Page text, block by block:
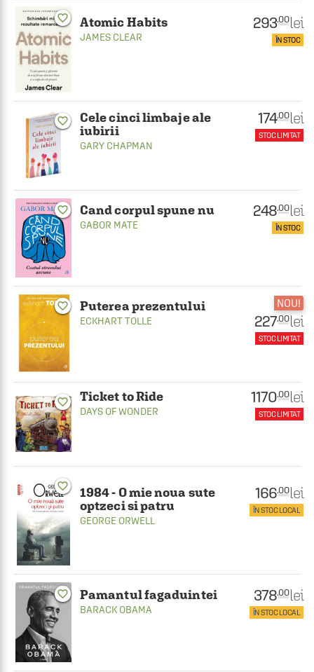
favorite_border Atomic Habits
JAMES CLEAR
293.00 lei
ÎN STOC
favorite_border
Cele cinci limbaje ale
iubirii
GARY CHAPMAN
174.00 lei
STOC LIMITAT
favorite_border Cand corpul spune nu
GABOR MATE
248.00 lei
ÎN STOC
favorite_border Puterea prezentului
ECKHART TOLLE
NOU!
227.00 lei
STOC LIMITAT
favorite_border Ticket to Ride
DAYS OF WONDER
1170.00 lei
STOC LIMITAT
favorite_border
1984 - O mie noua sute
optzeci si patru
GEORGE ORWELL
166.00 lei
ÎN STOC LOCAL
favorite_border Pamantul fagaduintei
BARACK OBAMA
378.00 lei
ÎN STOC LOCAL